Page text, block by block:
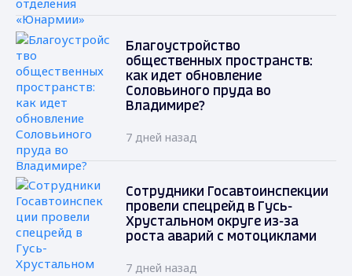
Благоустройство
общественных пространств:
как идет обновление
Соловьиного пруда во
Владимире?
7 дней назад
Сотрудники Госавтоинспекции
провели спецрейд в Гусь-
Хрустальном округе из-за
роста аварий с мотоциклами
7 дней назад